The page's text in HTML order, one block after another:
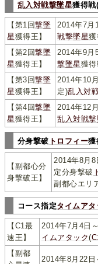
乱入対戦撃墜星獲得
【第1回撃墜
星獲得王】
2014年7月
戦撃墜星獲
【第2回撃墜
星獲得王】
2014年9月
撃墜星獲
【第3回撃墜
星獲得王】
2014年10
定)乱入対
【第4回撃墜
星獲得王】
2014年12
乱入対戦撃
分身撃破 トロフィー獲
【副都心分
身撃破王】
2014年8月8
定分身撃破
副都心エリ
コース指定タイムアタ
【C1最
速王】
2014年7月4日
イムアタック(
【副都
2014年8月22